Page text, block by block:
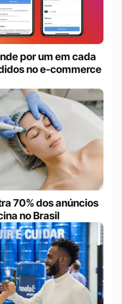
por um em cada
no e-commerce
70% dos anúncios
no Brasil